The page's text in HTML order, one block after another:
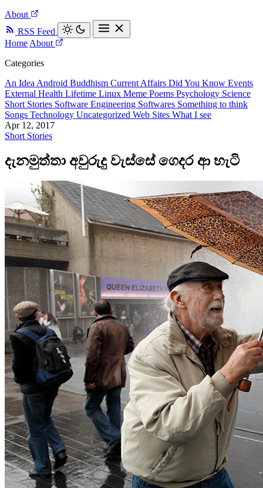
About
RSS Feed
Home About
Categories
An Idea Android Buddhism Current Affairs Did You Know Events
External Health Lifetime Linux Meme Poems Psychology Science
Short Stories Software Engineering Softwares Something to think
Songs Technology Uncategorized Web Sites What I see
Apr 12, 2017
Short Stories
දැනමුත්තා අවුරුදු වැස්සේ ගෙදර ආ හැටි